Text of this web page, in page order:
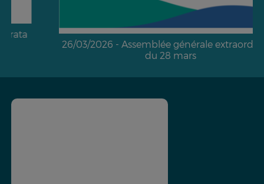
26/03/2026 - Assemblée générale extraordinaire
du 28 mars